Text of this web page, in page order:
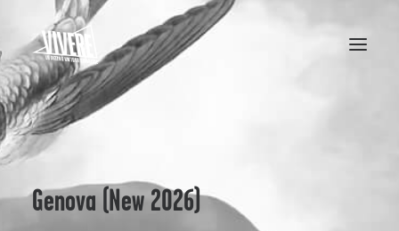
HOME
MENU
Genova (New 2026)